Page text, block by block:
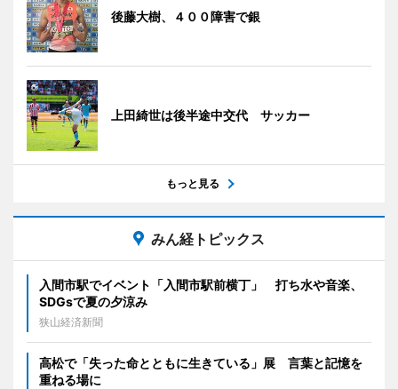
後藤大樹、４００障害で銀
上田綺世は後半途中交代 サッカー
もっと見る
みん経トピックス
入間市駅でイベント「入間市駅前横丁」 打ち水や音楽、
SDGsで夏の夕涼み
狭山経済新聞
高松で「失った命とともに生きている」展 言葉と記憶を
重ねる場に